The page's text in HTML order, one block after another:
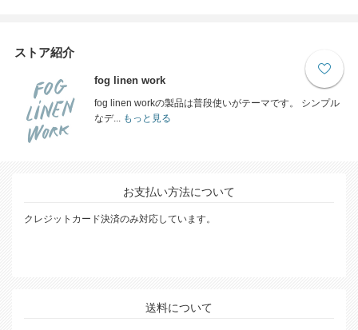
ストア紹介
fog linen work
fog linen workの製品は普段使いがテーマです。 シンプル
なデ...もっと見る
お支払い方法について
クレジットカード決済のみ対応しています。
送料について